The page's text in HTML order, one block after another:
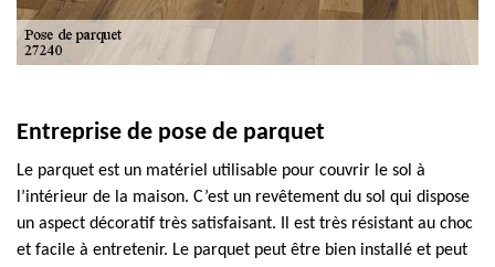
Entreprise de pose de parquet
Le parquet est un matériel utilisable pour couvrir le sol à
l’intérieur de la maison. C’est un revêtement du sol qui dispose
un aspect décoratif très satisfaisant. Il est très résistant au choc
et facile à entretenir. Le parquet peut être bien installé et peut